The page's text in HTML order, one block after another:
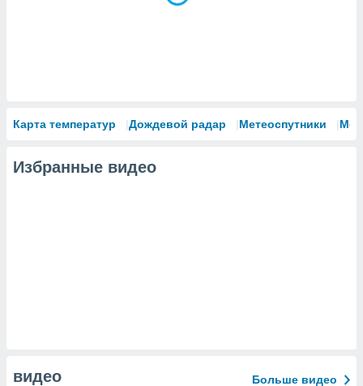
Карта температур Дождевой радар Метеоспутники
Избранные видео
видео Больше видео